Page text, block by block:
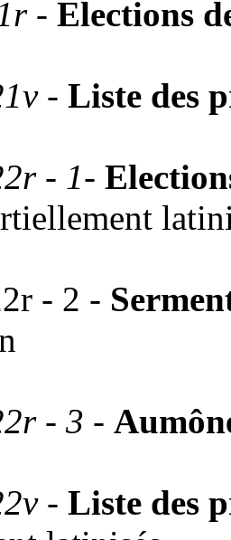
- Elections
- Liste des
- 1-
- 2 -
- 3 -
- Liste des